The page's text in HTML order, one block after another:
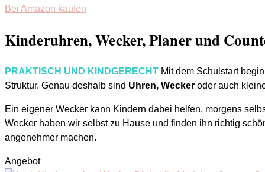
Bei Amazon kaufen
Kinderuhren, Wecker, Planer und
PRAKTISCH UND KINDGERECHT Mit dem Schulstart
Struktur. Genau deshalb sind Uhren, Wecker oder auch
Ein eigener Wecker kann Kindern dabei helfen, morgens
Wecker haben wir selbst zu Hause und finden ihn richtig
angenehmer machen.
Angebot